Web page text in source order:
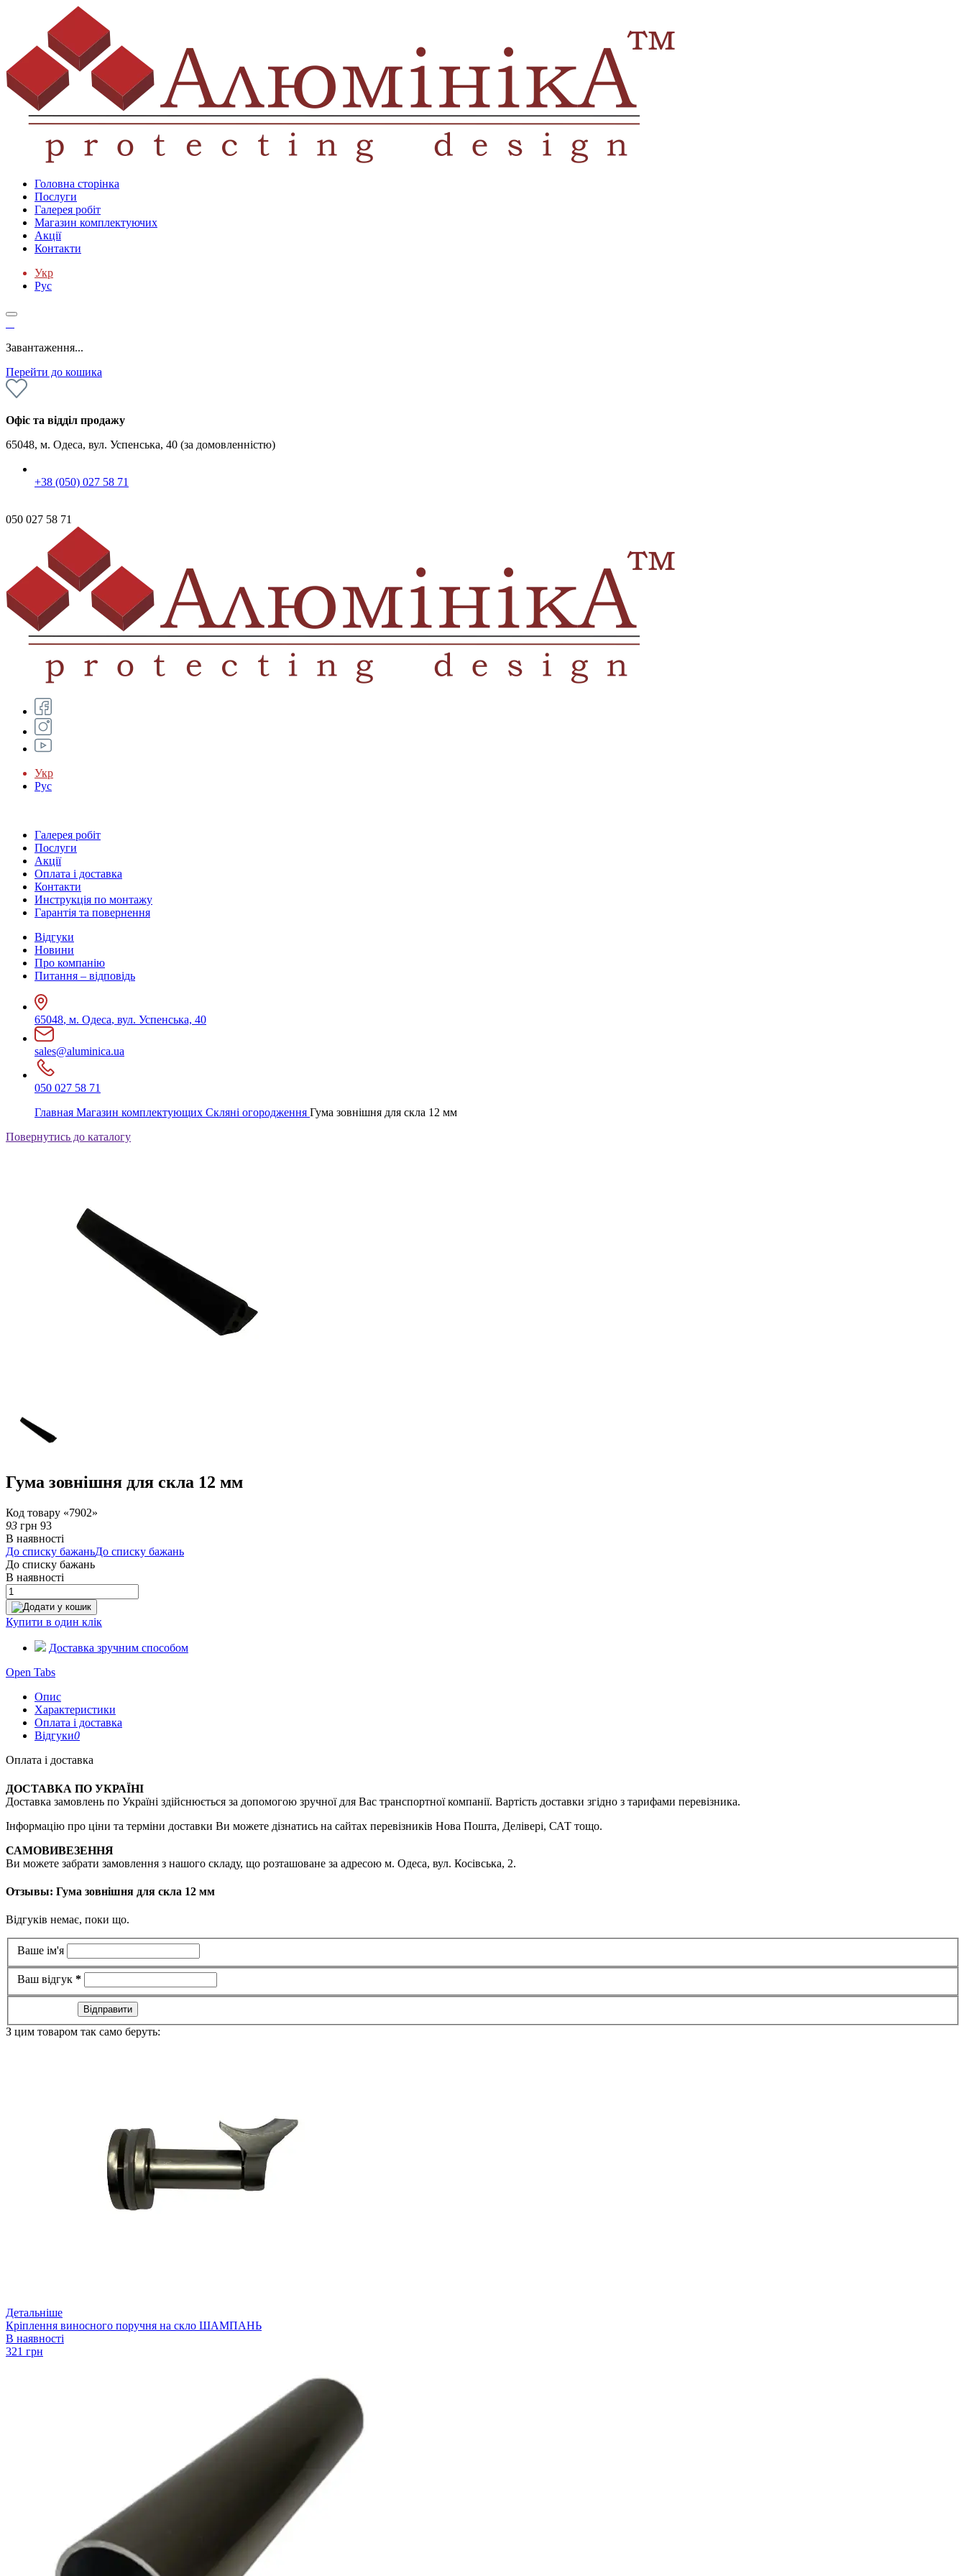
Головна сторінка
Послуги
Галерея робіт
Магазин комплектуючих
Акції
Контакти
Укр
Рус
Завантаження...
Перейти до кошика
Офіс та відділ продажу
65048, м. Одеса, вул. Успенська, 40 (за домовленністю)
+38 (050) 027 58 71
050 027 58 71
Укр
Рус
Галерея робіт
Послуги
Акції
Оплата і доставка
Контакти
Инструкція по монтажу
Гарантія та повернення
Відгуки
Новини
Про компанію
Питання – відповідь
65048, м. Одеса, вул. Успенська, 40
sales@aluminica.ua
050 027 58 71
Главная Магазин комплектующих Скляні огородження Гума зовнішня для скла 12 мм
Повернутись до каталогу
Гума зовнішня для скла 12 мм
Код товару «7902»
93 грн 93
В наявності
До списку бажаньДо списку бажань
До списку бажань
В наявності
Додати у кошик
Купити в один клік
Доставка зручним способом
Open Tabs
Опис
Характеристики
Оплата і доставка
Відгуки0
Оплата і доставка
ДОСТАВКА ПО УКРАЇНІ
Доставка замовлень по Україні здійснюється за допомогою зручної для Вас транспортної компанії. Вартість доставки згідно з тарифами перевізника.
Інформацію про ціни та терміни доставки Ви можете дізнатись на сайтах перевізників Нова Пошта, Делівері, САТ тощо.
САМОВИВЕЗЕННЯ
Ви можете забрати замовлення з нашого складу, що розташоване за адресою м. Одеса, вул. Косівська, 2.
Отзывы: Гума зовнішня для скла 12 мм
Відгуків немає, поки що.
Ваше ім'я
Ваш відгук *
Відправити
З цим товаром так само беруть:
Детальніше
Кріплення виносного поручня на скло ШАМПАНЬ
В наявності
321 грн